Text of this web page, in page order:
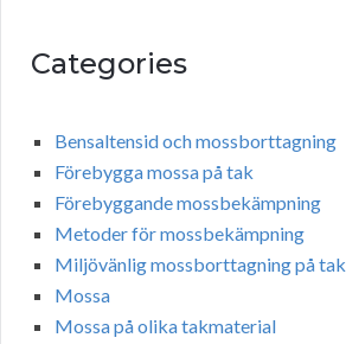
Categories
Bensaltensid och mossborttagning
Förebygga mossa på tak
Förebyggande mossbekämpning
Metoder för mossbekämpning
Miljövänlig mossborttagning på tak
Mossa
Mossa på olika takmaterial